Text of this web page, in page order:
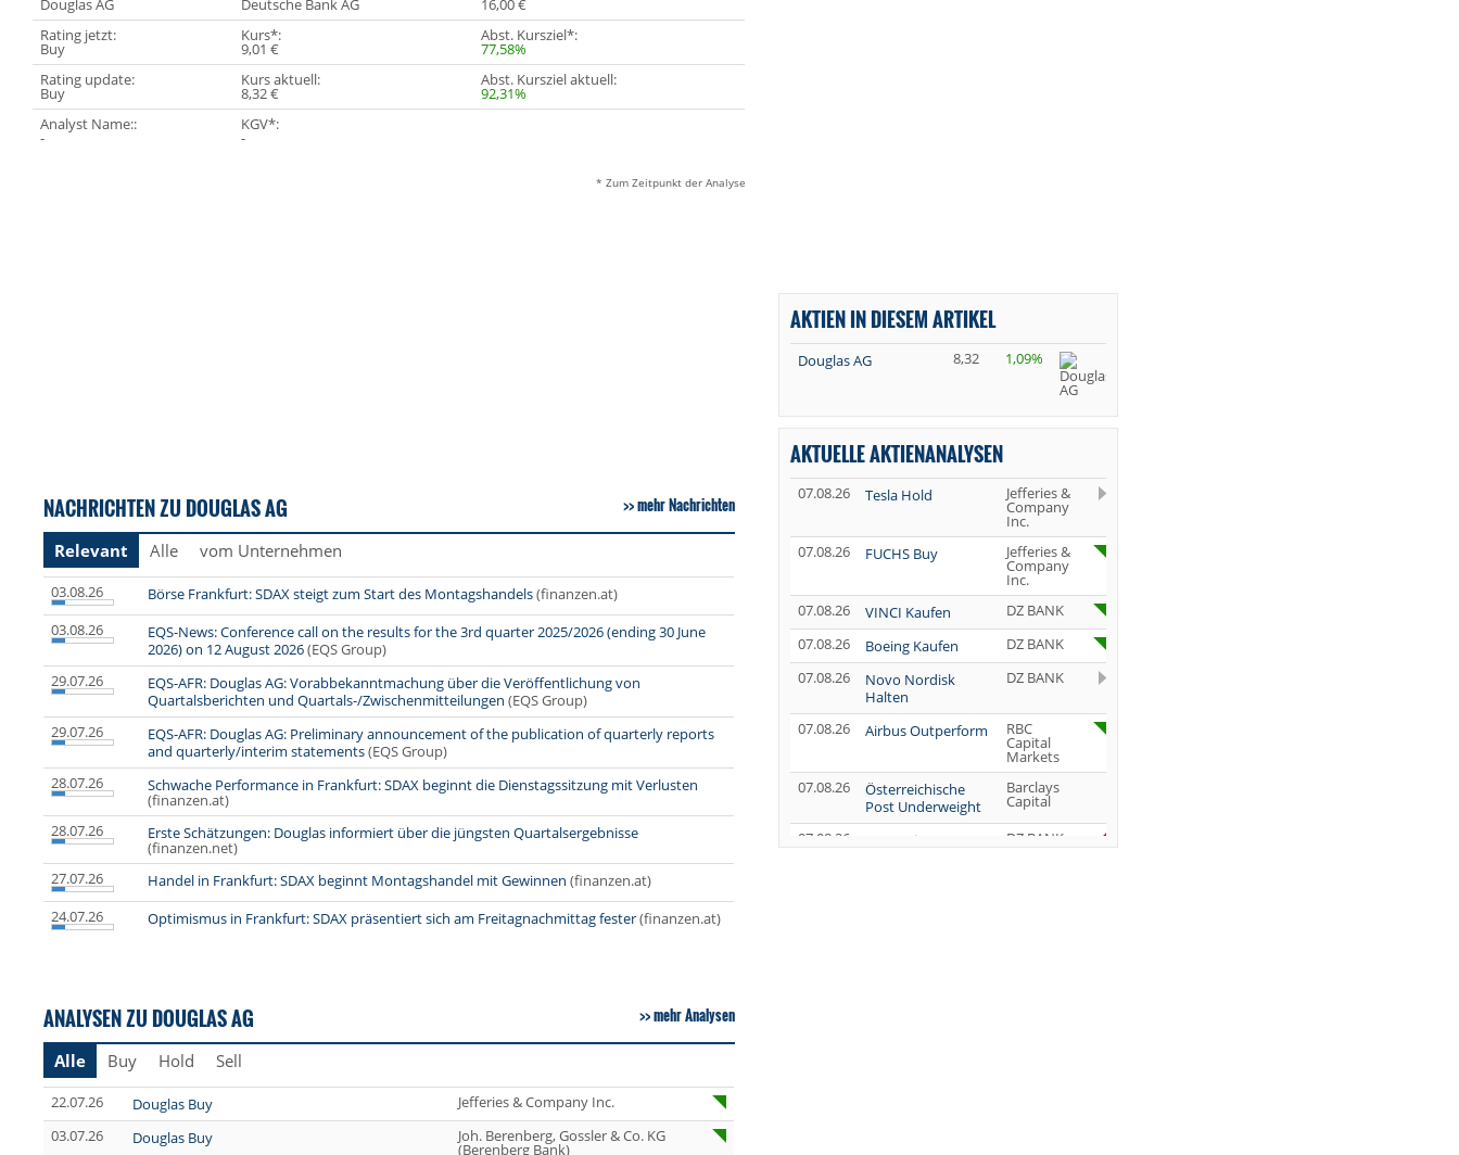
Douglas AG Deutsche Bank AG
16,00 €
Rating jetzt:
Buy
Kurs*:
9,01 €
Abst. Kursziel*:
77,58%
Rating update:
Buy
Kurs aktuell:
8,32 €
Abst. Kursziel aktuell:
92,31%
Analyst Name::
-
KGV*:
-
* Zum Zeitpunkt der Analyse
NACHRICHTEN ZU DOUGLAS AG mehr Nachrichten
Relevant Alle vom Unternehmen
03.08.26 Börse Frankfurt: SDAX steigt zum Start des Montagshandels(finanzen.at)
03.08.26
EQS-News: Conference call on the results for the 3rd quarter 2025/2026 (ending 30 June
2026) on 12 August 2026(EQS Group)
29.07.26
EQS-AFR: Douglas AG: Vorabbekanntmachung über die Veröffentlichung von
Quartalsberichten und Quartals-/Zwischenmitteilungen (EQS Group)
29.07.26
EQS-AFR: Douglas AG: Preliminary announcement of the publication of quarterly reports
and quarterly/interim statements(EQS Group)
28.07.26
Schwache Performance in Frankfurt: SDAX beginnt die Dienstagssitzung mit Verlusten
(finanzen.at)
28.07.26
Erste Schätzungen: Douglas informiert über die jüngsten Quartalsergebnisse
(finanzen.net)
27.07.26
Handel in Frankfurt: SDAX beginnt Montagshandel mit Gewinnen (finanzen.at)
24.07.26
Optimismus in Frankfurt: SDAX präsentiert sich am Freitagnachmittag fester(finanzen.at)
ANALYSEN ZU DOUGLAS AG mehr Analysen
Alle Buy Hold Sell
22.07.26 Douglas Buy
Jefferies & Company Inc.
03.07.26
Douglas Buy Joh. Berenberg, Gossler & Co. KG
(Berenberg Bank)
AKTIEN IN DIESEM ARTIKEL
Douglas AG 8,32 1,09%
AKTUELLE AKTIENANALYSEN
07.08.26 Tesla Hold Jefferies &
Company
Inc.
07.08.26
FUCHS Buy Jefferies &
Company
Inc.
07.08.26
VINCI Kaufen
DZ BANK
07.08.26
Boeing Kaufen
DZ BANK
07.08.26
Novo Nordisk
Halten
DZ BANK
07.08.26 Airbus Outperform RBC
Capital
Markets
07.08.26
Österreichische
Post Underweight
Barclays
Capital
07.08.26
SUSS MicroTec
DZ BANK